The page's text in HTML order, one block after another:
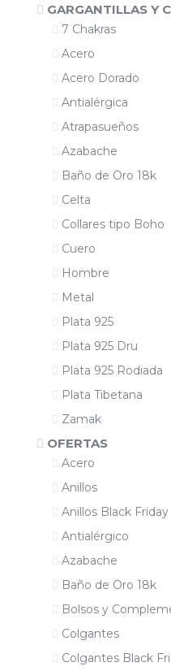
GARGANTILLAS Y
7 Chakras
Acero
Acero Dorado
Antialérgica
Atrapasueños
Azabache
Baño de Oro 18k
Celta
Collares tipo Boho
Cuero
Hombre
Metal
Plata 925
Plata 925 Dru
Plata 925 Rodiada
Plata Tibetana
Zamak
OFERTAS
Acero
Anillos
Anillos Black Friday
Antialérgico
Azabache
Baño de Oro 18k
Bolsos y
Colgantes
Colgantes Black